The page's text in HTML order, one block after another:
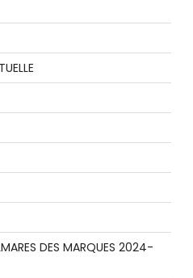
DES MARQUES 2024-